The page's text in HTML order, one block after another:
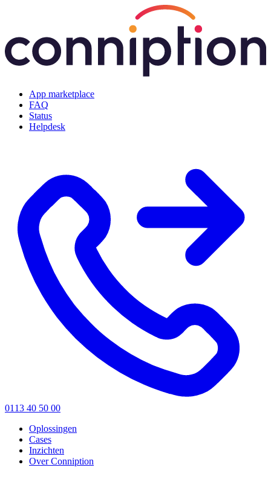
App marketplace
FAQ
Status
Helpdesk
0113 40 50 00
Oplossingen
Cases
Inzichten
Over Conniption